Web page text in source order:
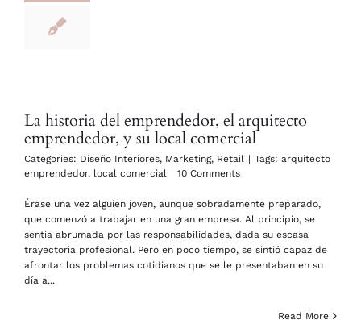
La historia del emprendedor, el arquitecto
emprendedor, y su local comercial
Categories: Diseño Interiores, Marketing, Retail | Tags: arquitecto
emprendedor, local comercial | 10 Comments
Érase una vez alguien joven, aunque sobradamente preparado,
que comenzó a trabajar en una gran empresa. Al principio, se
sentía abrumada por las responsabilidades, dada su escasa
trayectoria profesional. Pero en poco tiempo, se sintió capaz de
afrontar los problemas cotidianos que se le presentaban en su
día a...
Read More